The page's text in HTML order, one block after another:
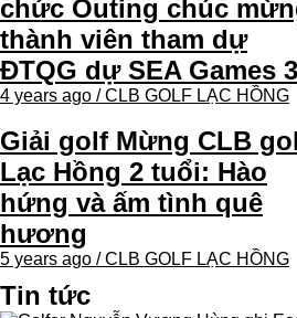
chức Outing chúc
thành viên tham dự
ĐTQG dự SEA Games
4 years ago / CLB GOLF LẠC HỒNG
Giải golf Mừng CLB
Lạc Hồng 2 tuổi: Hào
hứng và ấm tình quê
hương
5 years ago / CLB GOLF LẠC HỒNG
Tin tức